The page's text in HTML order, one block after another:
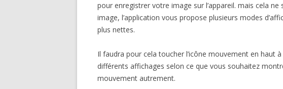
pour enregistrer votre image sur l’appareil. mais cela
image, l’application vous propose plusieurs modes
plus nettes.
Il faudra pour cela toucher l’icône mouvement en haut
différents affichages selon ce que vous souhaitez
mouvement autrement.